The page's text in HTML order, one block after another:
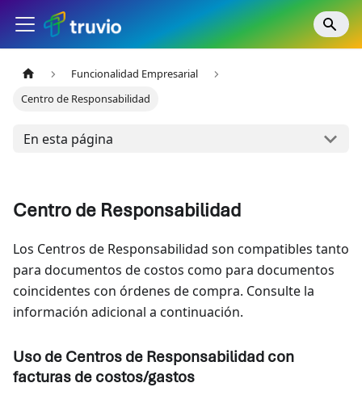
Funcionalidad Empresarial
Centro de Responsabilidad
En esta página
Centro de Responsabilidad
Los Centros de Responsabilidad son compatibles tanto
para documentos de costos como para documentos
coincidentes con órdenes de compra. Consulte la
información adicional a continuación.
Uso de Centros de Responsabilidad con
facturas de costos/gastos